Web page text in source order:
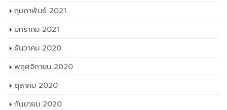
กุมภาพันธ์ 2021
มกราคม 2021
ธันวาคม 2020
พฤศจิกายน 2020
ตุลาคม 2020
กันยายน 2020